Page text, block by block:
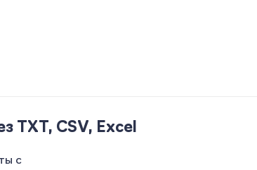
TXT, CSV, Excel
с